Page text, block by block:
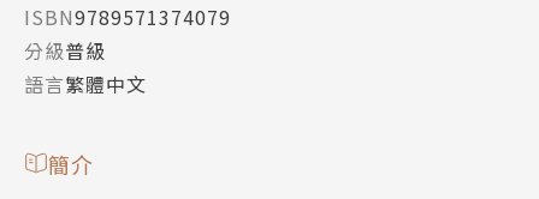
ISBN9789571374079
分級普級
語言繁體中文
簡介